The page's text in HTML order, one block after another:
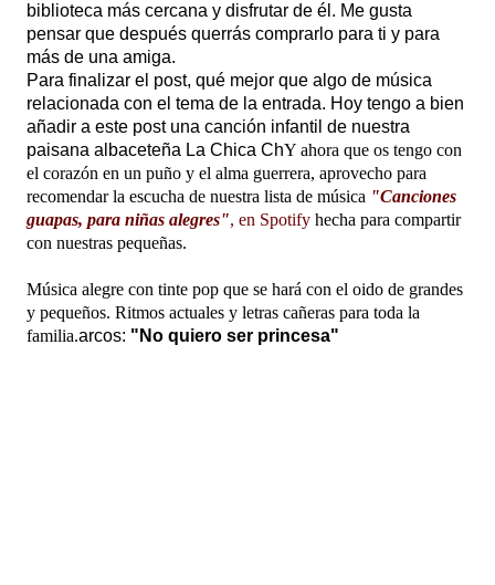
biblioteca más cercana y disfrutar de él. Me gusta
pensar que después querrás comprarlo para ti y para
más de una amiga.
Para finalizar el post, qué mejor que algo de música
relacionada con el tema de la entrada. Hoy tengo a bien
añadir a este post una canción infantil de nuestra
paisana albaceteña La Chica ChY ahora que os tengo con
el corazón en un puño y el alma guerrera, aprovecho para
recomendar la escucha de nuestra lista de música "Canciones
guapas, para niñas alegres", en Spotify hecha para compartir
con nuestras pequeñas.
Música alegre con tinte pop que se hará con el oido de grandes
y pequeños. Ritmos actuales y letras cañeras para toda la
familia.arcos: "No quiero ser princesa"